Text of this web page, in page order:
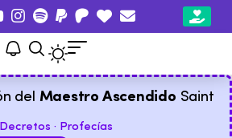
del Maestro Ascendido Saint
Decretos · Profecías